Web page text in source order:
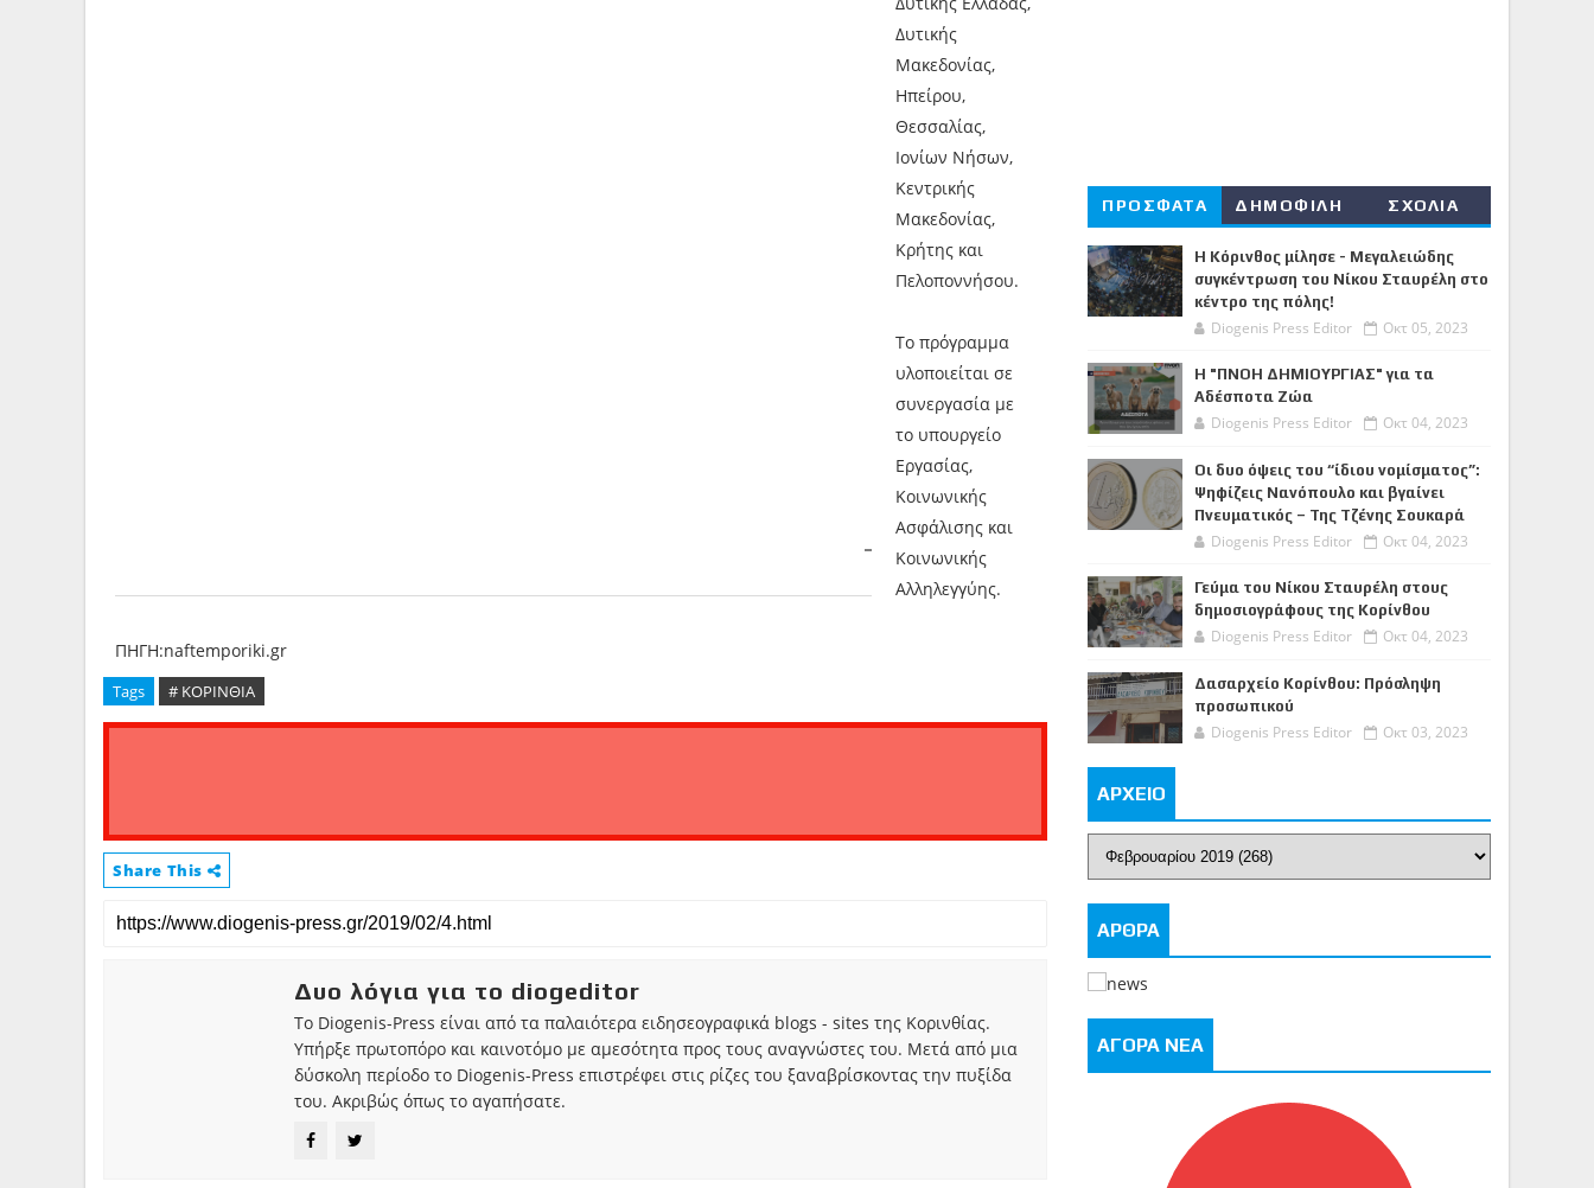
Δυτικής
Μακεδονίας,
Ηπείρου,
Θεσσαλίας,
Ιονίων Νήσων,
Κεντρικής
Μακεδονίας,
Κρήτης και
Πελοποννήσου.
Το πρόγραμμα
υλοποιείται σε
συνεργασία με
το υπουργείο
Εργασίας,
Κοινωνικής
Ασφάλισης και
Κοινωνικής
Αλληλεγγύης.
ΠΗΓΗ:naftemporiki.gr
Tags # ΚΟΡΙΝΘΙΑ
Share This
Δυο λόγια για το diogeditor
Το Diogenis-Press είναι από τα παλαιότερα ειδησεογραφικά blogs - sites της Κορινθίας.
Υπήρξε πρωτοπόρο και καινοτόμο με αμεσότητα προς τους αναγνώστες του. Μετά από μια
δύσκολη περίοδο το Diogenis-Press επιστρέφει στις ρίζες του ξαναβρίσκοντας την πυξίδα
του. Ακριβώς όπως το αγαπήσατε.
ΠΡΟΣΦΑΤΑ ΔΗΜΟΦΙΛΗ ΣΧΟΛΙΑ
Η Κόρινθος μίλησε - Μεγαλειώδης
συγκέντρωση του Νίκου Σταυρέλη στο
κέντρο της πόλης!
Diogenis Press Editor Οκτ 05, 2023
Η "ΠΝΟΗ ΔΗΜΙΟΥΡΓΙΑΣ" για τα
Αδέσποτα Ζώα
Diogenis Press Editor Οκτ 04, 2023
Οι δυο όψεις του “ίδιου νομίσματος”:
Ψηφίζεις Νανόπουλο και βγαίνει
Πνευματικός – Της Τζένης Σουκαρά
Diogenis Press Editor Οκτ 04, 2023
Γεύμα του Νίκου Σταυρέλη στους
δημοσιογράφους της Κορίνθου
Diogenis Press Editor Οκτ 04, 2023
Δασαρχείο Κορίνθου: Πρόσληψη
προσωπικού
Diogenis Press Editor Οκτ 03, 2023
ΑΡΧΕΙΟ
ΑΡΘΡΑ
ΑΓΟΡΑ ΝΕΑ